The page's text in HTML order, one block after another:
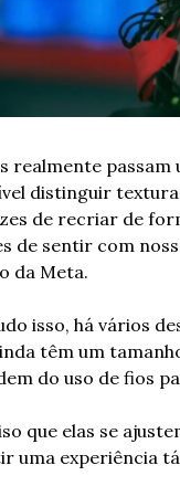
realmente
distinguir
de recriar de
de sentir com
da Meta.
isso, há vários
têm um
do uso de fios
que elas se
uma experiência